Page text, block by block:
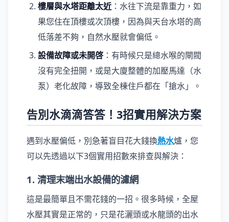
樓層與水塔距離太近 ：水往下流是靠重力，如
果您住在頂樓或次頂樓，因為與天台水塔的高
低落差不夠，自然水壓就會偏低。
設備故障或未開啓：有時候只是總水喉的閘閥
沒有完全扭開，或是大廈整體的加壓馬達（水
泵）老化故障，導致全棟住戶都在「搶水」。
告別水滴滴答答！3招實用解決方案
遇到水壓偏低，別急著盲目花大錢換熱水爐，您
可以先透過以下3個實用招數來排查與解決：
1. 清理末端出水設備的濾網
這是最簡單且不需花錢的一招。很多時候，全屋
水壓其實是正常的，只是花灑頭或水龍頭的出水